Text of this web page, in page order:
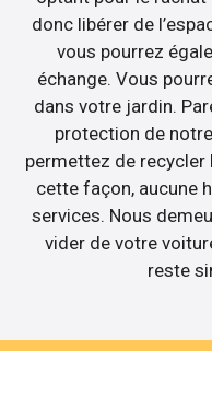
donc libérer de
vous pourrez
échange. Vous
dans votre jardin.
protection de
permettez de recycler
cette façon, aucune
services. Nous
vider de votre
reste